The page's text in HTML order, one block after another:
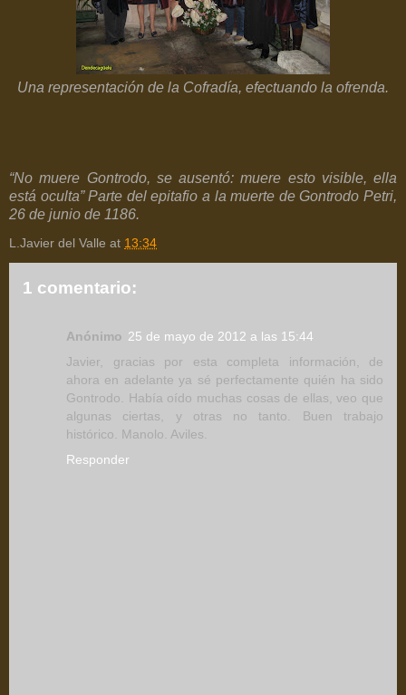
Una representación de la Cofradía, efectuando la ofrenda.
“No muere Gontrodo, se ausentó: muere esto visible, ella
está oculta” Parte del epitafio a la muerte de Gontrodo Petri,
26 de junio de 1186.
L.Javier del Valle at 13:34
1 comentario:
Anónimo 25 de mayo de 2012 a las 15:44
Javier, gracias por esta completa información, de
ahora en adelante ya sé perfectamente quién ha sido
Gontrodo. Había oído muchas cosas de ellas, veo que
algunas ciertas, y otras no tanto. Buen trabajo
histórico. Manolo. Aviles.
Responder